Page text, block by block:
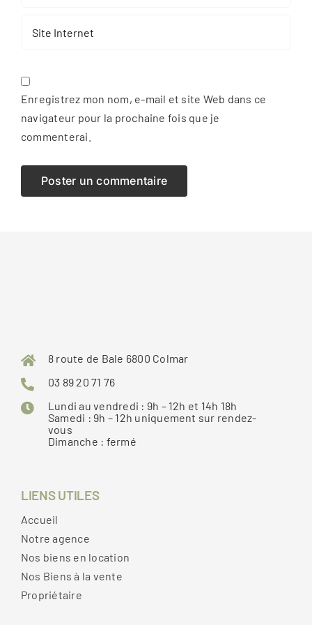
Enregistrez mon nom, e-mail et site Web dans ce
navigateur pour la prochaine fois que je
commenterai.
8 route de Bale 6800 Colmar
03 89 20 71 76
Lundi au vendredi : 9h – 12h et 14h 18h
Samedi : 9h – 12h uniquement sur rendez-
vous
Dimanche : fermé
LIENS UTILES
Accueil
Notre agence
Nos biens en location
Nos Biens à la vente
Propriétaire